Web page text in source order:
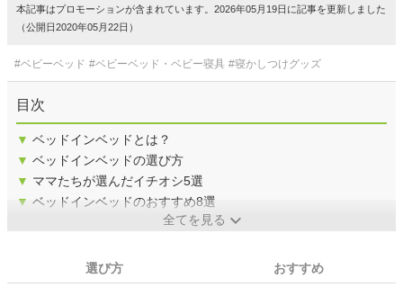
本記事はプロモーションが含まれています。2026年05月19日に記事を更新しました
（公開日2020年05月22日）
#ベビーベッド #ベビーベッド・ベビー寝具 #寝かしつけグッズ
目次
▼ ベッドインベッドとは？
▼ ベッドインベッドの選び方
▼ ママたちが選んだイチオシ5選
▼ ベッドインベッドのおすすめ8選
全てを見る
選び方 おすすめ